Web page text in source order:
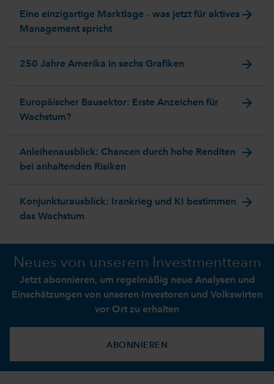
Eine einzigartige Marktlage – was jetzt für aktives
Management spricht
arrow_forward
250 Jahre Amerika in sechs Grafiken arrow_forward
Europäischer Bausektor: Erste Anzeichen für
Wachstum?
arrow_forward
Anleihenausblick: Chancen durch hohe Renditen
bei anhaltenden Risiken
arrow_forward
Konjunkturausblick: Irankrieg und KI bestimmen
das Wachstum
arrow_forward
Neues von unserem Investmentteam
Jetzt abonnieren, um regelmäßig neue Analysen und
Einschätzungen von unseren Investoren und Volkswirten
vor Ort zu erhalten
ABONNIEREN